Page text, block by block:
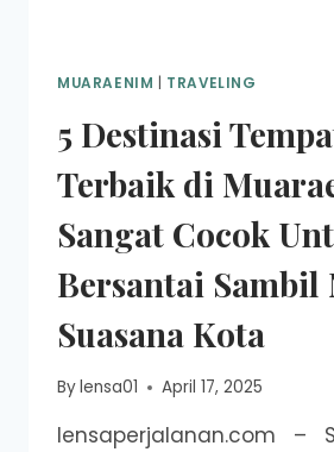
MUARAENIM TRAVELING
5 Destinasi
Terbaik di
Sangat Cocok
Bersantai
Suasana Kota
Bylensa01 April 17, 2025
lensaperjalanan.com –